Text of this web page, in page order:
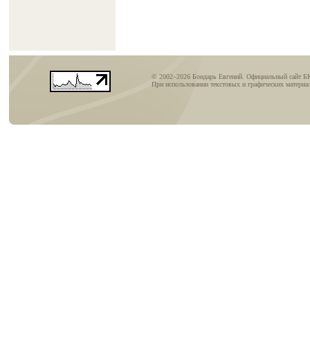
© 2002–2026 Бондарь Евгений. Официальный сайт
При использовании текстовых и графических